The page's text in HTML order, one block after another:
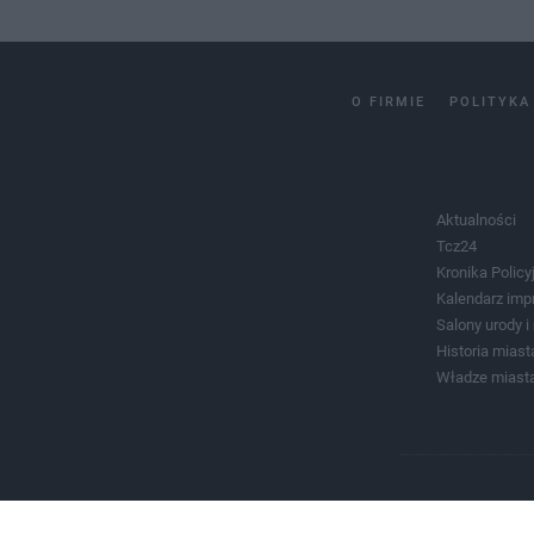
O FIRMIE POLITYKA
Aktualności
Tcz24
Kronika
Kalendarz
Salony urody i
Historia
Władze